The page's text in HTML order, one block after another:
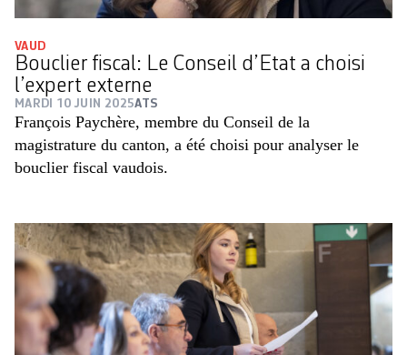
VAUD
Bouclier fiscal: Le Conseil d’Etat a choisi
l’expert externe
MARDI 10 JUIN 2025ATS
François Paychère, membre du Conseil de la
magistrature du canton, a été choisi pour analyser le
bouclier fiscal vaudois.